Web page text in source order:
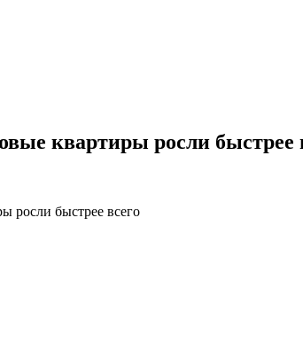
квартиры росли быстрее
росли быстрее всего